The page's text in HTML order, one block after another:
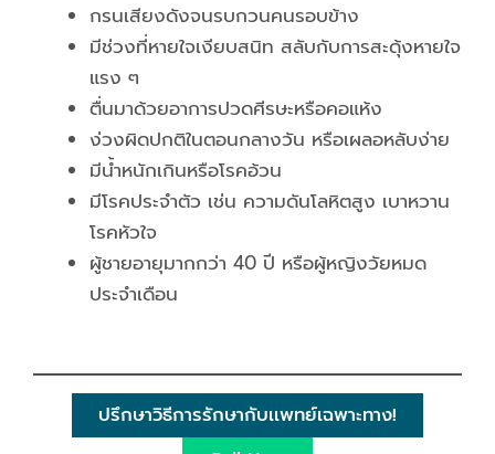
กรนเสียงดังจนรบกวนคนรอบข้าง
มีช่วงที่หายใจเงียบสนิท สลับกับการสะดุ้งหายใจ
แรง ๆ
ตื่นมาด้วยอาการปวดศีรษะหรือคอแห้ง
ง่วงผิดปกติในตอนกลางวัน หรือเผลอหลับง่าย
มีน้ำหนักเกินหรือโรคอ้วน
มีโรคประจำตัว เช่น ความดันโลหิตสูง เบาหวาน
โรคหัวใจ
ผู้ชายอายุมากกว่า 40 ปี หรือผู้หญิงวัยหมด
ประจำเดือน
ปรึกษาวิธีการรักษากับเเพทย์เฉพาะทาง!